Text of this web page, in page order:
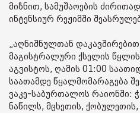
მიზნით, სამუშაოების
ინტენსიურ რეჟიმში
„აღნიშნულთან
მაგისტრალური ქსელის
აგვისტოს, ღამის 01:00
საათამდე წყალმომარაგება
ვაკე-საბურთალოს რაიონში:
ნაწილს, მცხეთის,